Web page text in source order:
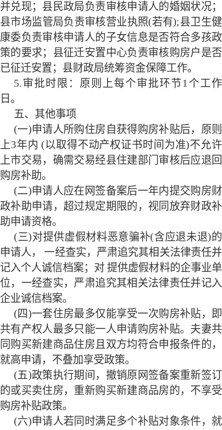
并兑现；县民政局负责审核申请人的婚姻状况；
县市场监管局负责审核营业执照(若有);县卫生健
康委负责审核申请人的子女信息是否符合多孩政
策的要求；县征迁安置中心负责审核购房户是否
已征迁安置；县财政局统筹资金保障工作。
5.审批时限：原则上每个审批环节1个工作
日。
五、其他事项
(一)申请人所购住房自获得购房补贴后，原则
上3年内 (以取得不动产权证书时间为准)不允许
上市交易，确需交易经县住建部门审核后应退回
购房补助。
(二)申请人应在网签备案后一年内提交购房财
政补助申请，超过规定期限的，视同放弃财政补
助申请资格。
(三)对提供虚假材料恶意骗补(含应退未退)的
申请人， 一经查实，严肃追究其相关法律责任并
记入个人诚信档案；对 提供虚假材料的企事业单
位，一经查实，严肃追究其相关法律责任并记入
企业诚信档案。
(四)一套住房最多仅能享受一次购房补贴，即
共有产权人最多只能一人申请购房补贴。夫妻共
同购买新建商品住房且双方均符合申报条件的，
就高申请，不叠加享受政策。
(五)政策执行期间，撤销原网签备案重新签订
的或买卖住房，重新购买新建商品房的，不享受
购房补贴政策。
(六)申请人若同时满足多个补贴对象条件，就